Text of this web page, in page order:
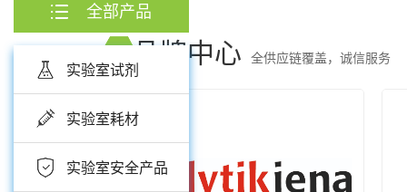
全部产品
实验室试剂
实验室耗材
实验室安全产品
品牌中心 全供应链覆盖，诚信服务